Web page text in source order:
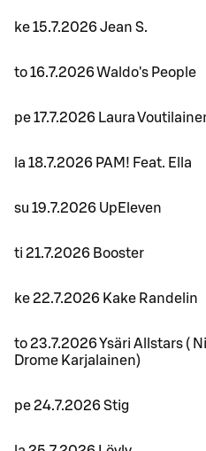
ke 15.7.2026 Jean S.
to 16.7.2026 Waldo's People
pe 17.7.2026 Laura
la 18.7.2026 PAM! Feat. Ella
su 19.7.2026 UpEleven
ti 21.7.2026 Booster
ke 22.7.2026 Kake Randelin
to 23.7.2026 Ysäri Allstars (
Drome Karjalainen)
pe 24.7.2026 Stig